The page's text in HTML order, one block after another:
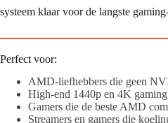
systeem klaar voor de langste
Perfect voor:
AMD-liefhebbers die geen
High-end 1440p en 4K gaming
Gamers die de beste AMD
Streamers en gamers die